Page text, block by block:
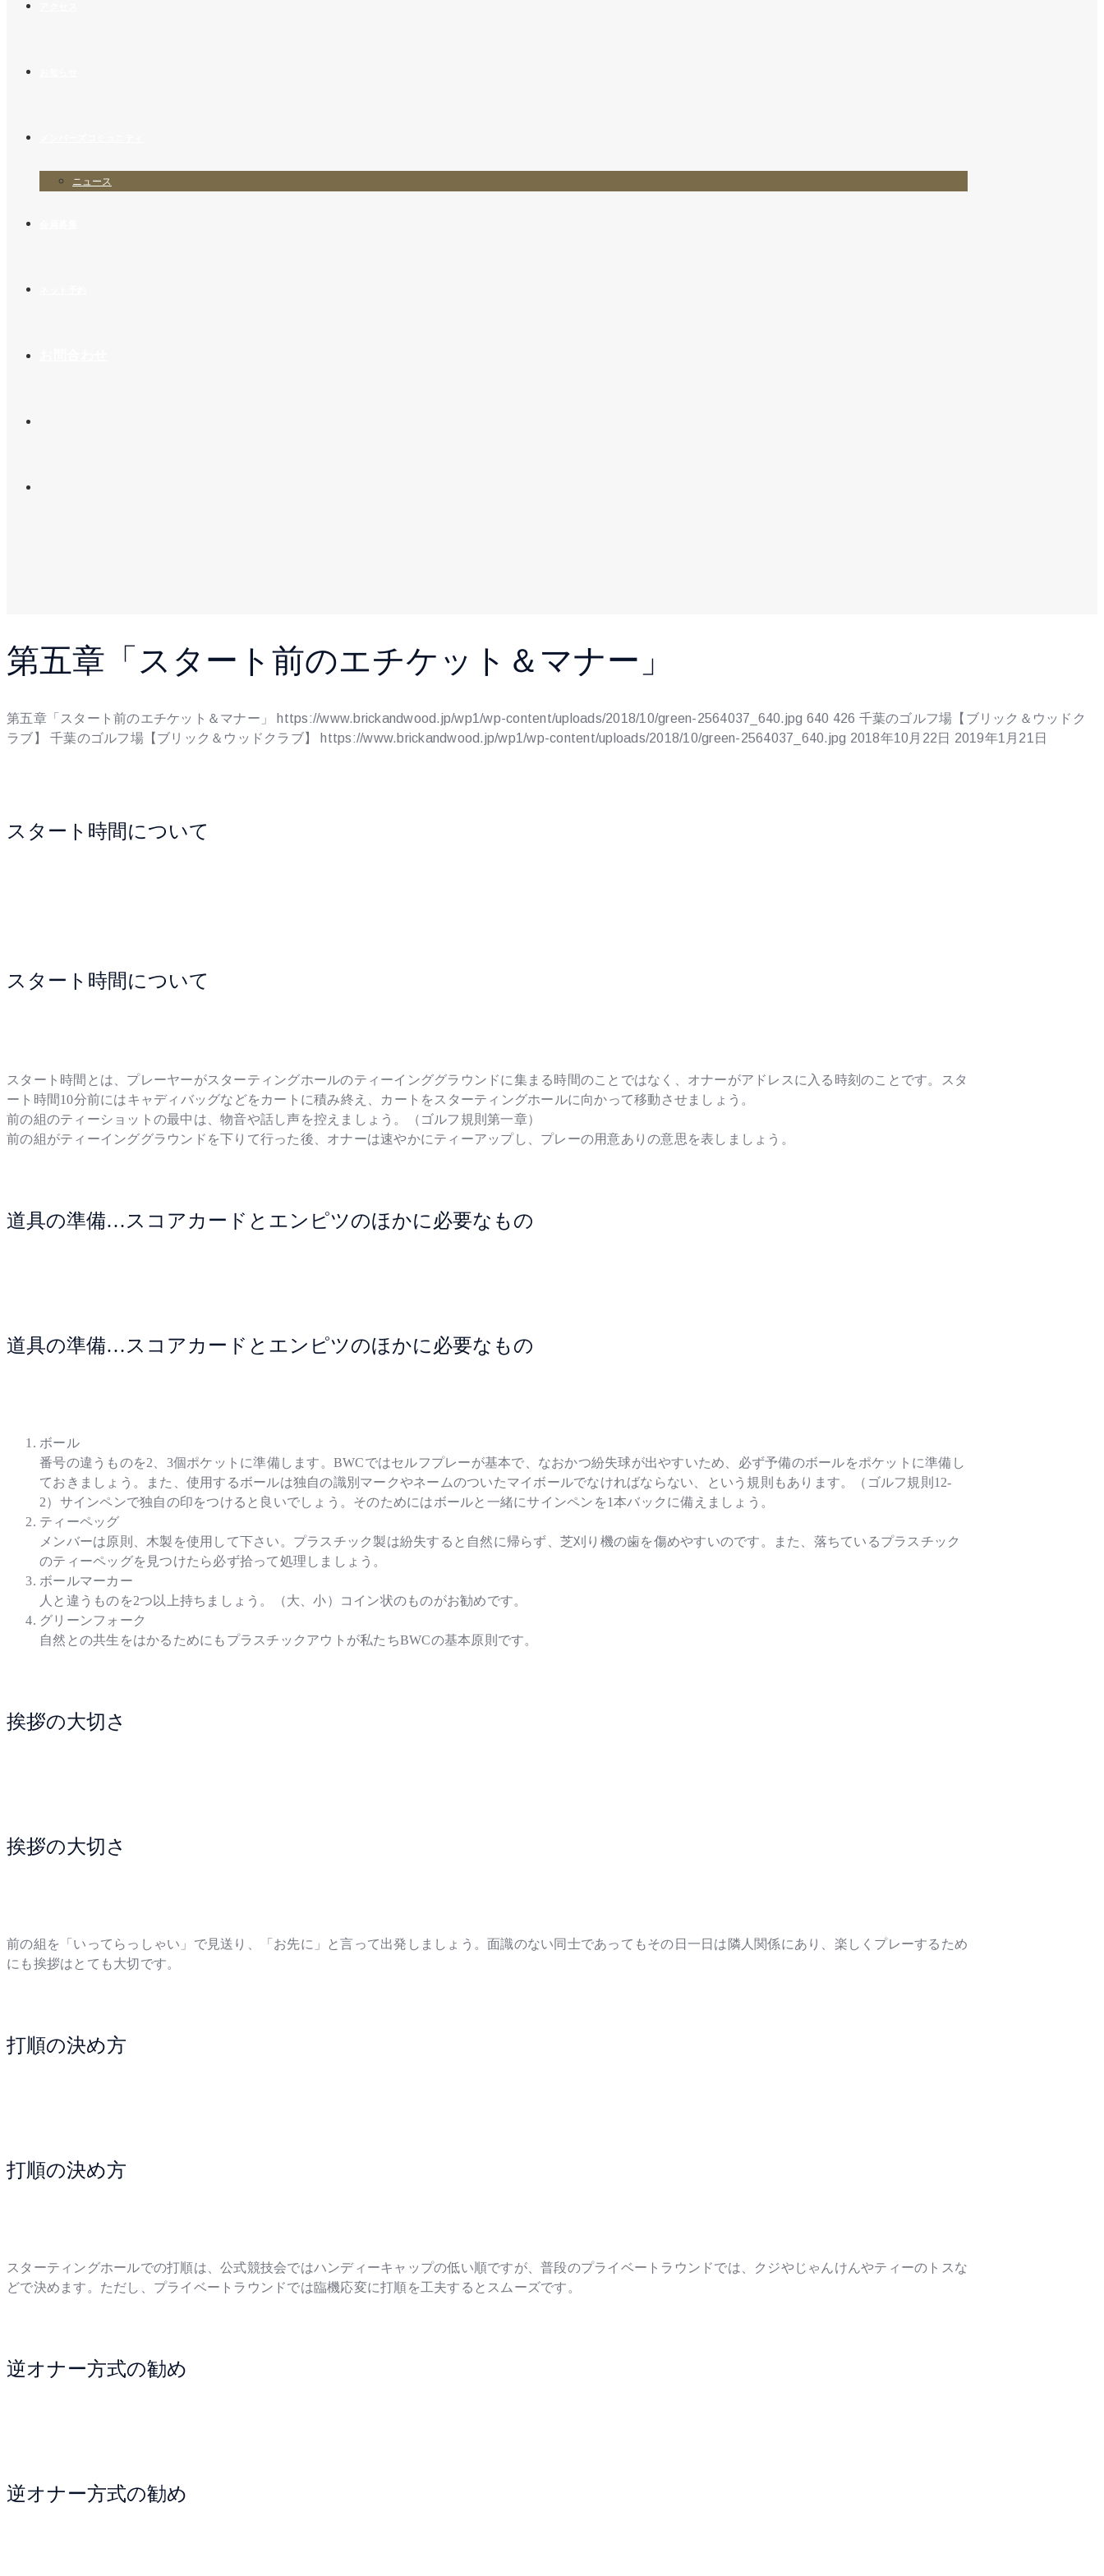
ニュース
第五章「スタート前のエチケット＆マナー」
第五章「スタート前のエチケット＆マナー」 https://www.brickandwood.jp/wp1/wp-content/uploads/2018/10/green-2564037_640.jpg 640 426 千葉のゴルフ場【ブリック＆ウッドク
ラブ】
千葉のゴルフ場【ブリック＆ウッドクラブ】 https://www.brickandwood.jp/wp1/wp-content/uploads/2018/10/green-2564037_640.jpg 2018年10月22日 2019年1月21日
スタート時間について
スタート時間について
スタート時間とは、プレーヤーがスターティングホールのティーインググラウンドに集まる時間のことではなく、オナーがアドレスに入る時刻のことです。スタ
ート時間10分前にはキャディバッグなどをカートに積み終え、カートをスターティングホールに向かって移動させましょう。
前の組のティーショットの最中は、物音や話し声を控えましょう。（ゴルフ規則第一章）
前の組がティーインググラウンドを下りて行った後、オナーは速やかにティーアップし、プレーの用意ありの意思を表しましょう。
道具の準備…スコアカードとエンピツのほかに必要なもの
道具の準備…スコアカードとエンピツのほかに必要なもの
ボール
番号の違うものを2、3個ポケットに準備します。BWCではセルフプレーが基本で、なおかつ紛失球が出やすいため、必ず予備のボールをポケットに準備し
ておきましょう。また、使用するボールは独自の識別マークやネームのついたマイボールでなければならない、という規則もあります。（ゴルフ規則12-
2）サインペンで独自の印をつけると良いでしょう。そのためにはボールと一緒にサインペンを1本バックに備えましょう。
ティーペッグ
メンバーは原則、木製を使用して下さい。プラスチック製は紛失すると自然に帰らず、芝刈り機の歯を傷めやすいのです。また、落ちているプラスチック
のティーペッグを見つけたら必ず拾って処理しましょう。
ボールマーカー
人と違うものを2つ以上持ちましょう。（大、小）コイン状のものがお勧めです。
グリーンフォーク
自然との共生をはかるためにもプラスチックアウトが私たちBWCの基本原則です。
挨拶の大切さ
挨拶の大切さ
前の組を「いってらっしゃい」で見送り、「お先に」と言って出発しましょう。面識のない同士であってもその日一日は隣人関係にあり、楽しくプレーするため
にも挨拶はとても大切です。
打順の決め方
打順の決め方
スターティングホールでの打順は、公式競技会ではハンディーキャップの低い順ですが、普段のプライベートラウンドでは、クジやじゃんけんやティーのトスな
どで決めます。ただし、プライベートラウンドでは臨機応変に打順を工夫するとスムーズです。
逆オナー方式の勧め
逆オナー方式の勧め